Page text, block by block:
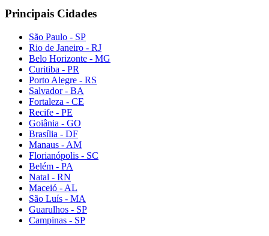
Principais Cidades
São Paulo - SP
Rio de Janeiro - RJ
Belo Horizonte - MG
Curitiba - PR
Porto Alegre - RS
Salvador - BA
Fortaleza - CE
Recife - PE
Goiânia - GO
Brasília - DF
Manaus - AM
Florianópolis - SC
Belém - PA
Natal - RN
Maceió - AL
São Luís - MA
Guarulhos - SP
Campinas - SP